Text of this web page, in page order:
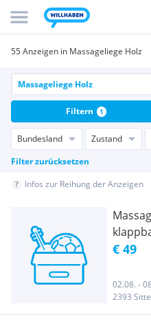
55 Anzeigen in Massageliege Holz
Bundesland Zustand
Filter zurücksetzen
Filtern 1
Infos zur Reihung der Anzeigen
€ 49
02.08. -
2393